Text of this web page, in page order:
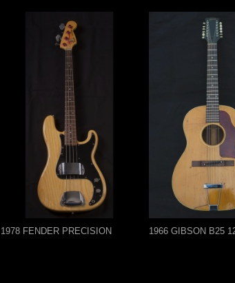
1978 FENDER PRECISION 1966 GIBSON B25